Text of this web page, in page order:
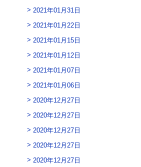
2021年01月31日
2021年01月22日
2021年01月15日
2021年01月12日
2021年01月07日
2021年01月06日
2020年12月27日
2020年12月27日
2020年12月27日
2020年12月27日
2020年12月27日